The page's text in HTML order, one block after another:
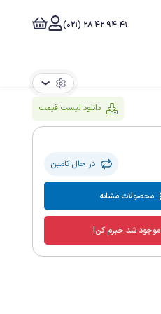
41 94 42 28 (021)
❯
دانلود لیست قیمت
در حال تامین
محصولات مشابه
موجود شد خبرم کن!